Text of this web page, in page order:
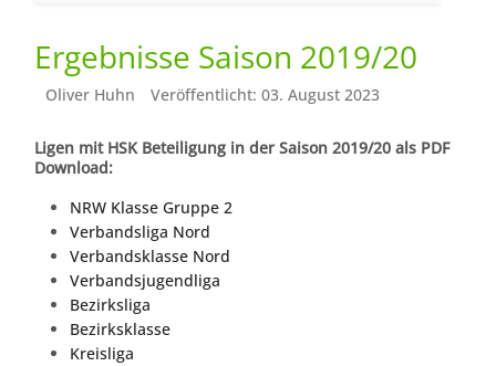
Ergebnisse Saison 2019/20
Oliver Huhn Veröffentlicht: 03. August 2023
Ligen mit HSK Beteiligung in der Saison 2019/20 als PDF
Download:
NRW Klasse Gruppe 2
Verbandsliga Nord
Verbandsklasse Nord
Verbandsjugendliga
Bezirksliga
Bezirksklasse
Kreisliga